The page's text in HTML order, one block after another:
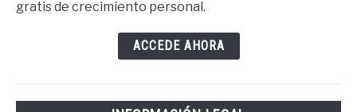
gratis de crecimiento personal.
ACCEDE AHORA